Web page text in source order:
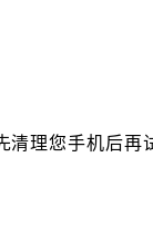
理您手机后再